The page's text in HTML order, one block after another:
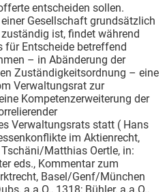
entscheiden sollen.
Gesellschaft grundsätzlich
ist, findet während
für Entscheide betreffend
– in Abänderung der
Zuständigkeitsordnung – eine
Verwaltungsrat zur
Kompetenzerweiterung der
Verwaltungsrats statt ( Hans
im Aktienrecht,
Matthias Oertle, in:
eds., Kommentar zum
Basel/Genf/München